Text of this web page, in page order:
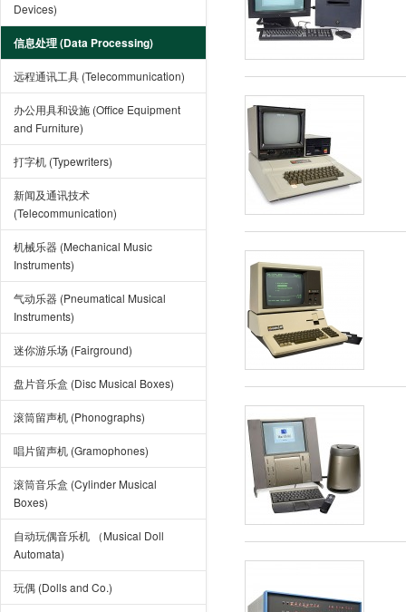
Devices)
信息处理 (Data Processing)
远程通讯工具 (Telecommunication)
办公用具和设施 (Office Equipment
and Furniture)
打字机 (Typewriters)
新闻及通讯技术
(Telecommunication)
机械乐器 (Mechanical Music
Instruments)
气动乐器 (Pneumatical Musical
Instruments)
迷你游乐场 (Fairground)
盘片音乐盒 (Disc Musical Boxes)
滚筒留声机 (Phonographs)
唱片留声机 (Gramophones)
滚筒音乐盒 (Cylinder Musical
Boxes)
自动玩偶音乐机 （Musical Doll
Automata)
玩偶 (Dolls and Co.)